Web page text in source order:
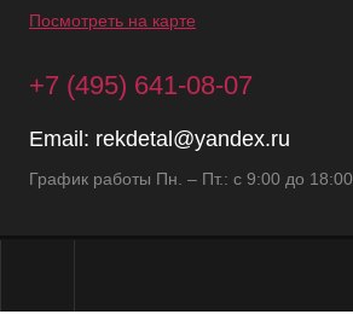
Посмотреть на карте
+7 (495) 641-08-07
Email: rekdetal@yandex.ru
График работы Пн. – Пт.: с 9:00 до 18:00